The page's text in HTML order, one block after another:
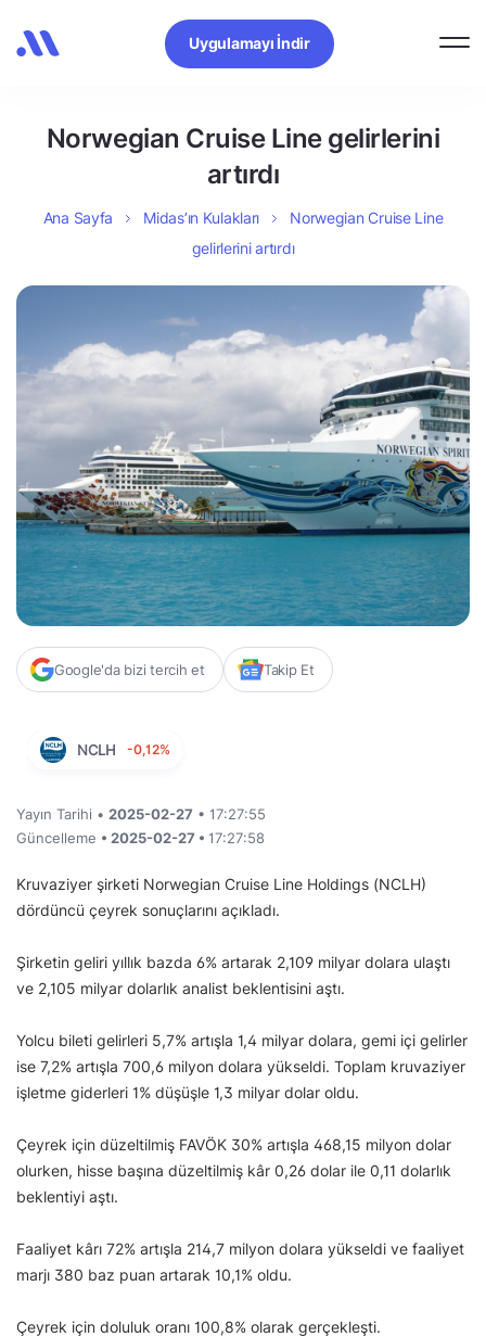
Uygulamayı İndir
Norwegian Cruise Line gelirlerini
artırdı
Ana Sayfa Midas’ın Kulakları
Norwegian Cruise Line
gelirlerini artırdı
Google'da bizi tercih et Takip Et
NCLH -0,12%
Yayın Tarihi • 2025-02-27 • 17:27:55
Güncelleme • 2025-02-27 • 17:27:58
Kruvaziyer şirketi Norwegian Cruise Line Holdings (NCLH)
dördüncü çeyrek sonuçlarını açıkladı.
Şirketin geliri yıllık bazda 6% artarak 2,109 milyar dolara ulaştı
ve 2,105 milyar dolarlık analist beklentisini aştı.
Yolcu bileti gelirleri 5,7% artışla 1,4 milyar dolara, gemi içi gelirler
ise 7,2% artışla 700,6 milyon dolara yükseldi. Toplam kruvaziyer
işletme giderleri 1% düşüşle 1,3 milyar dolar oldu.
Çeyrek için düzeltilmiş FAVÖK 30% artışla 468,15 milyon dolar
olurken, hisse başına düzeltilmiş kâr 0,26 dolar ile 0,11 dolarlık
beklentiyi aştı.
Faaliyet kârı 72% artışla 214,7 milyon dolara yükseldi ve faaliyet
marjı 380 baz puan artarak 10,1% oldu.
Çeyrek için doluluk oranı 100,8% olarak gerçekleşti.